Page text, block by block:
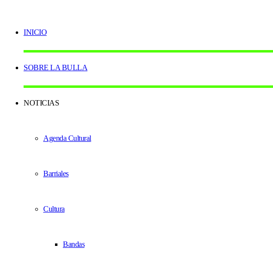
INICIO
SOBRE LA BULLA
NOTICIAS
Agenda Cultural
Barriales
Cultura
Bandas